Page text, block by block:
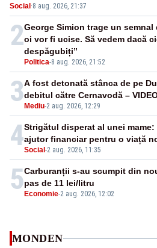
nepermis
Social ·8 aug. 2026, 21:37
2
Politica-8 aug. 2026, 21:52
George Simion trage un semnal
oi vor fi ucise. Să vedem dacă
despăgubiți”
3 Mediu-2 aug. 2026, 12:29
A fost detonată stânca de pe
debitul către Cernavodă –
4Social -2 aug. 2026, 11:35
Strigătul disperat al unei
ajutor financiar pentru o viață
5 Economie-2 aug. 2026, 12:02
Carburanții s-au scumpit din
pas de 11 lei/litru
MONDEN